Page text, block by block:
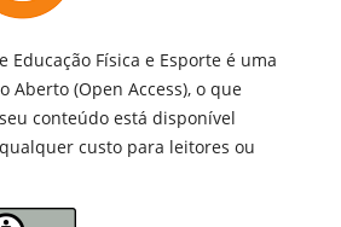
Educação Física e Esporte é uma
Aberto (Open Access), o que
conteúdo está disponível
custo para leitores ou